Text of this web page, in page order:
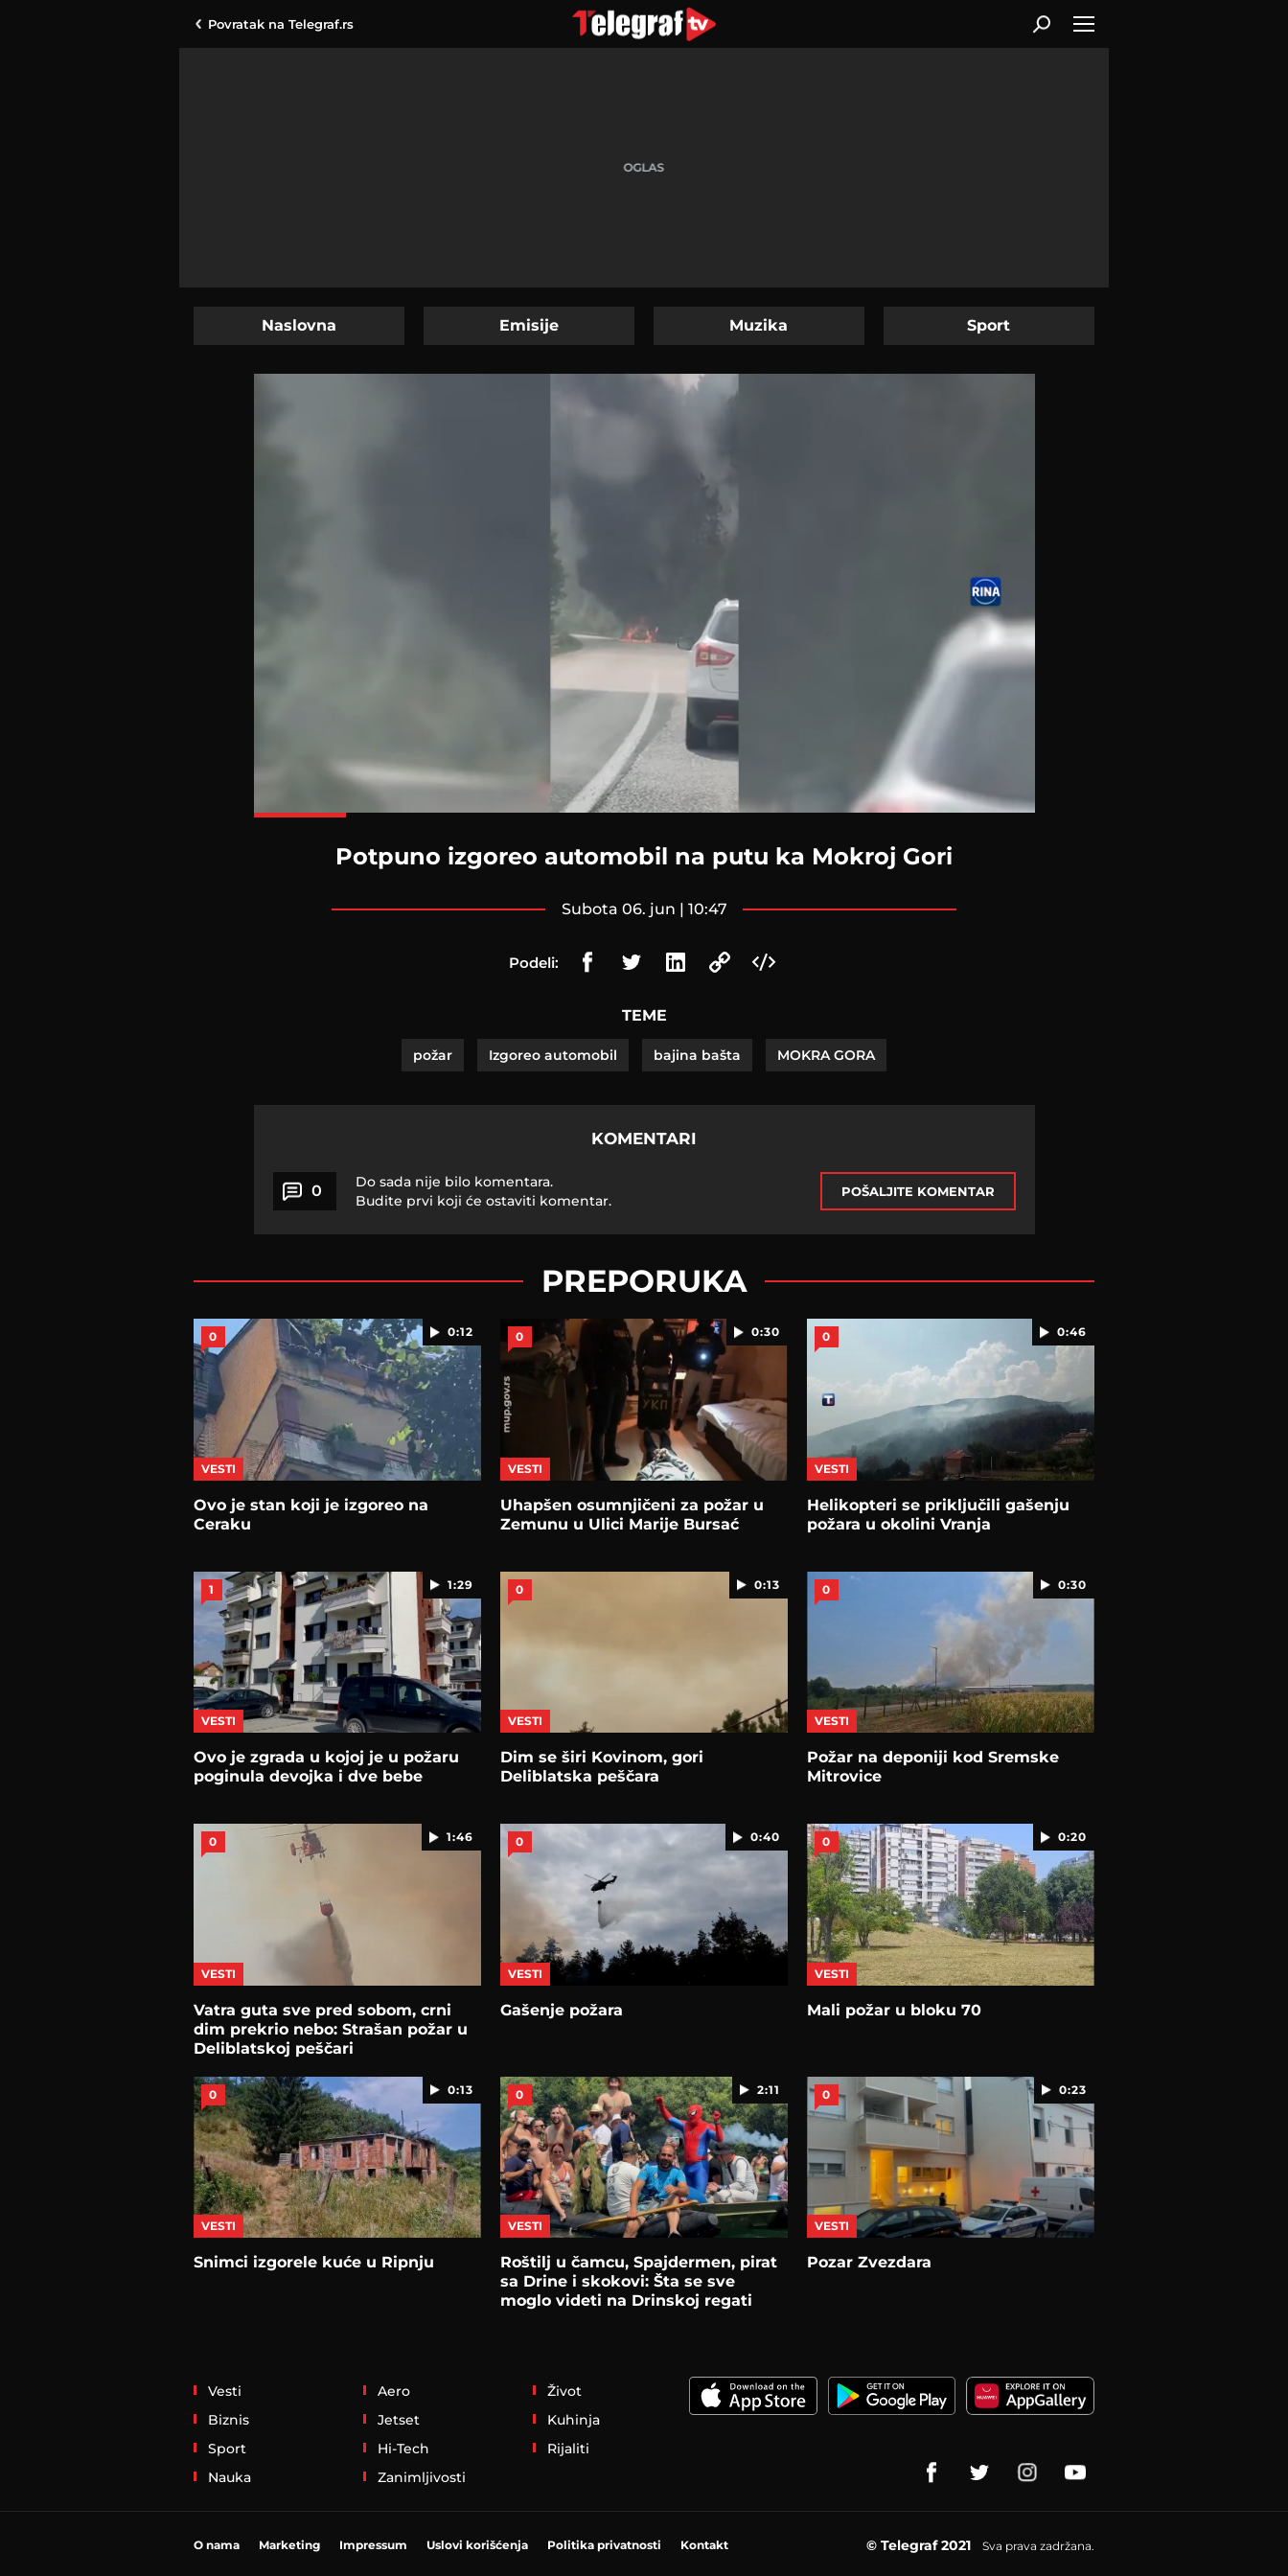
Povratak na Telegraf.rs
Naslovna Emisije Muzika Sport
Potpuno izgoreo automobil na putu ka Mokroj Gori
subota 06. jun | 10:47
Podeli:
TEME
požar Izgoreo automobil bajina bašta MOKRA GORA
KOMENTARI
0
Do sada nije bilo komentara.
Budite prvi koji će ostaviti komentar.
POŠALJITE KOMENTAR
PREPORUKA
0:12
0
VESTI
Ovo je stan koji je izgoreo na
Ceraku
0:30
0
VESTI
Uhapšen osumnjičeni za požar u
Zemunu u Ulici Marije Bursać
0:46
0
VESTI
Helikopteri se priključili gašenju
požara u okolini Vranja
1:29
1
VESTI
Ovo je zgrada u kojoj je u požaru
poginula devojka i dve bebe
0:13
0
VESTI
Dim se širi Kovinom, gori
Deliblatska peščara
0:30
0
VESTI
Požar na deponiji kod Sremske
Mitrovice
1:46
0
VESTI
Vatra guta sve pred sobom, crni
dim prekrio nebo: Strašan požar u
Deliblatskoj peščari
0:40
0
VESTI
Gašenje požara
0:20
0
VESTI
Mali požar u bloku 70
0:13
0
VESTI
Snimci izgorele kuće u Ripnju
2:11
0
VESTI
Roštilj u čamcu, Spajdermen, pirat
sa Drine i skokovi: Šta se sve
moglo videti na Drinskoj regati
0:23
0
VESTI
Pozar Zvezdara
Vesti
Biznis
Sport
Nauka
Aero
Jetset
Hi-Tech
Zanimljivosti
Život
Kuhinja
Rijaliti
O nama Marketing Impressum Uslovi korišćenja Politika privatnosti Kontakt © Telegraf 2021 Sva prava zadržana.